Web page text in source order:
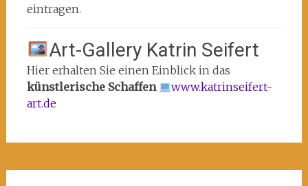
eintragen.
Art-Gallery Katrin Seifert
Hier erhalten Sie einen Einblick in das
künstlerische Schaffen
www.katrinseifert-
art.de